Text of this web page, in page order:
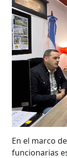
En el marco
funcionarias